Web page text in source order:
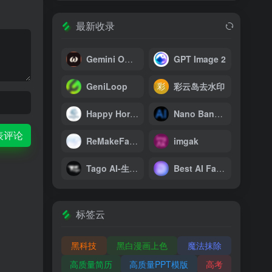
评论
最新收录
Gemini Omni GPT Image 2
GeniLoop 彩云岛去水印
Happy Horse AI Nano Banana
ReMakeFaceAI imgak
Tago AI-生成带货视频 Best AI Face Swap Online Free
标签云
黑科技 黑白漫画上色
魔法抹除
高质量简历
高质量PPT模版 高考